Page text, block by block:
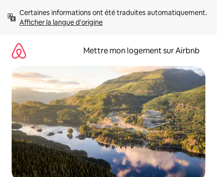
directement
Afficher la langue d'origine
Mettre mon logement sur Airbnb